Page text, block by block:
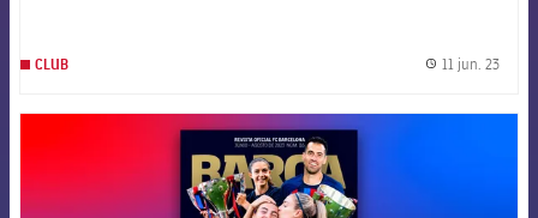
CLUB 11 jun. 23
FCB Barcelona badge